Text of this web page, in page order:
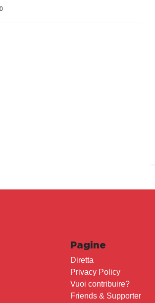
Pagine
Diretta
Privacy Policy
Vuoi contribuire?
Friends & Supporter